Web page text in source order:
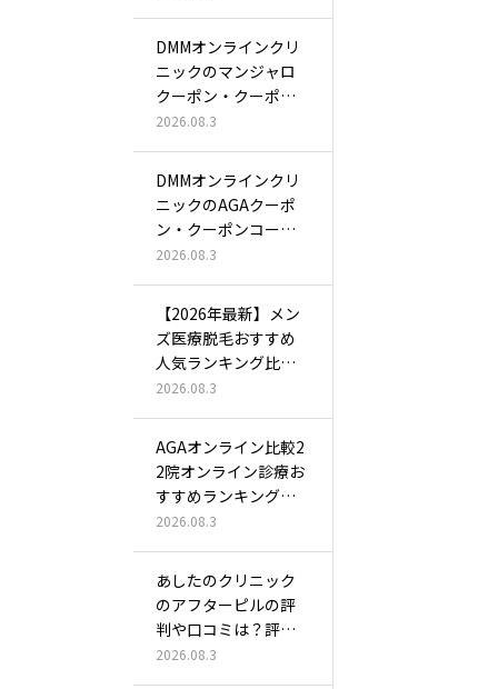
DMMオンラインクリ
ニックのマンジャロ
クーポン・クーポン
コード一覧…
2026.08.3
DMMオンラインクリ
ニックのAGAクーポ
ン・クーポンコード
一覧！初…
2026.08.3
【2026年最新】メン
ズ医療脱毛おすすめ
人気ランキング比較1
5選！…
2026.08.3
AGAオンライン比較2
2院オンライン診療お
すすめランキング！
薄毛治…
2026.08.3
あしたのクリニック
のアフターピルの評
判や口コミは？評価
は安全？怪し…
2026.08.3